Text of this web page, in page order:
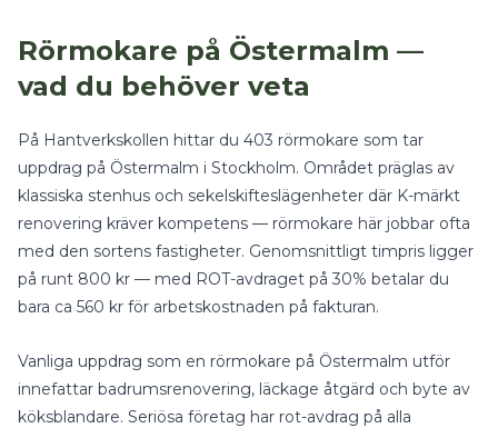
Rörmokare på Östermalm —
vad du behöver veta
På Hantverkskollen hittar du 403 rörmokare som tar
uppdrag på Östermalm i Stockholm. Området präglas av
klassiska stenhus och sekelskifteslägenheter där K-märkt
renovering kräver kompetens — rörmokare här jobbar ofta
med den sortens fastigheter. Genomsnittligt timpris ligger
på runt 800 kr — med ROT-avdraget på 30% betalar du
bara ca 560 kr för arbetskostnaden på fakturan.
Vanliga uppdrag som en rörmokare på Östermalm utför
innefattar badrumsrenovering, läckage åtgärd och byte av
köksblandare. Seriösa företag har rot-avdrag på alla